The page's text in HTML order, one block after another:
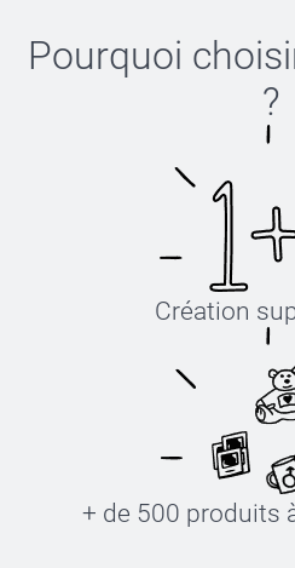
Pourquoi
?
Création
+ de 500 produits